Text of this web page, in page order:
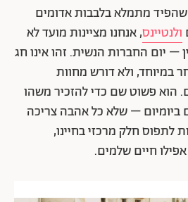
שהפיד מתמלא בלבבות אדומים
ולנטיינס, אנחנו מציינות מועד לא
– יום החברות הנשית. זהו אינו חג
במיוחד, ולא דורש מחוות
הוא פשוט שם כדי להזכיר משהו
ביומיום – שלא כל אהבה צריכה
לתפוס חלק מרכזי בחיינו,
חיים שלמים.